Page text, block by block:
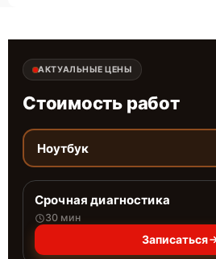
АКТУАЛЬНЫЕ ЦЕНЫ
Стоимость работ
Ноутбук
Срочная диагностика
30 мин
Записаться